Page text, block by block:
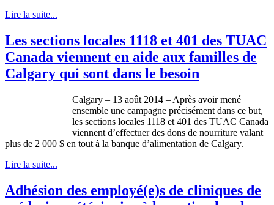
Lire la suite...
Les sections locales 1118 et 401 des TUAC
Canada viennent en aide aux familles de
Calgary qui sont dans le besoin
Calgary – 13 août 2014 – Après avoir mené
ensemble une campagne précisément dans ce but,
les sections locales 1118 et 401 des TUAC Canada
viennent d’effectuer des dons de nourriture valant
plus de 2 000 $ en tout à la banque d’alimentation de Calgary.
Lire la suite...
Adhésion des employé(e)s de cliniques de